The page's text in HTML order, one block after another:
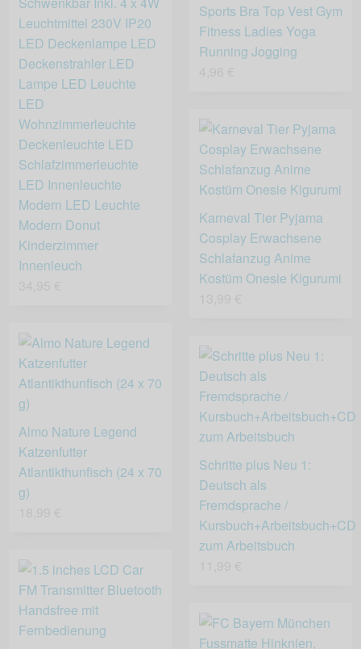
Leuchtmittel 230V IP20
LED Deckenlampe LED
Deckenstrahler LED
Lampe LED Leuchte
LED
Wohnzimmerleuchte
Deckenleuchte LED
Schlafzimmerleuchte
LED Innenleuchte
Modern LED Leuchte
Modern Donut
Kinderzimmer
Innenleuch
Sports Bra Top Vest Gym
Fitness Ladies Yoga
Running Jogging
Karneval Tier Pyjama
Cosplay Erwachsene
Schlafanzug Anime
Kostüm Onesie Kigurumi
Almo Nature Legend
Katzenfutter
Atlantikthunfisch (24 x 70
g)
Schritte plus Neu 1:
Deutsch als
Fremdsprache /
Kursbuch+Arbeitsbuch+CD
zum Arbeitsbuch